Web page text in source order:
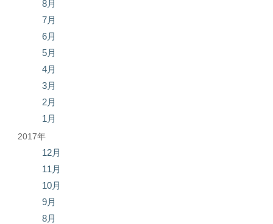
8月
7月
6月
5月
4月
3月
2月
1月
2017年
12月
11月
10月
9月
8月